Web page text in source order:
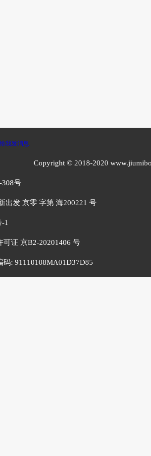
Copyright © 2018-2020
308号
出发 京零 字第 海200221 号
1
证 京B2-20201406 号
码: 91110108MA01D37D85